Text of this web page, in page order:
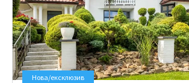
Нова/ексклюзив